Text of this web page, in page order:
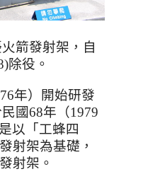
箭發射架，自
除役。
年）開始研發
國68年（1979
以「工蜂四
射架為基礎，
射架。